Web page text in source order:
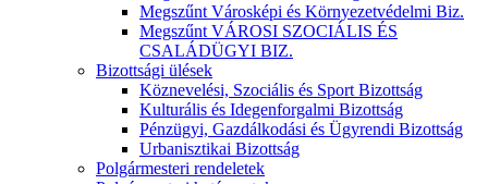
Megszűnt Városképi és Környezetvédelmi Biz.
Megszűnt VÁROSI SZOCIÁLIS ÉS
CSALÁDÜGYI BIZ.
Bizottsági ülések
Köznevelési, Szociális és Sport Bizottság
Kulturális és Idegenforgalmi Bizottság
Pénzügyi, Gazdálkodási és Ügyrendi Bizottság
Urbanisztikai Bizottság
Polgármesteri rendeletek